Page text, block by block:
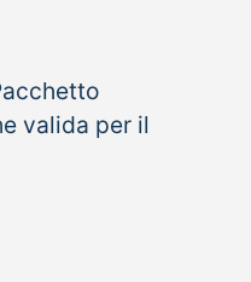
valida per il